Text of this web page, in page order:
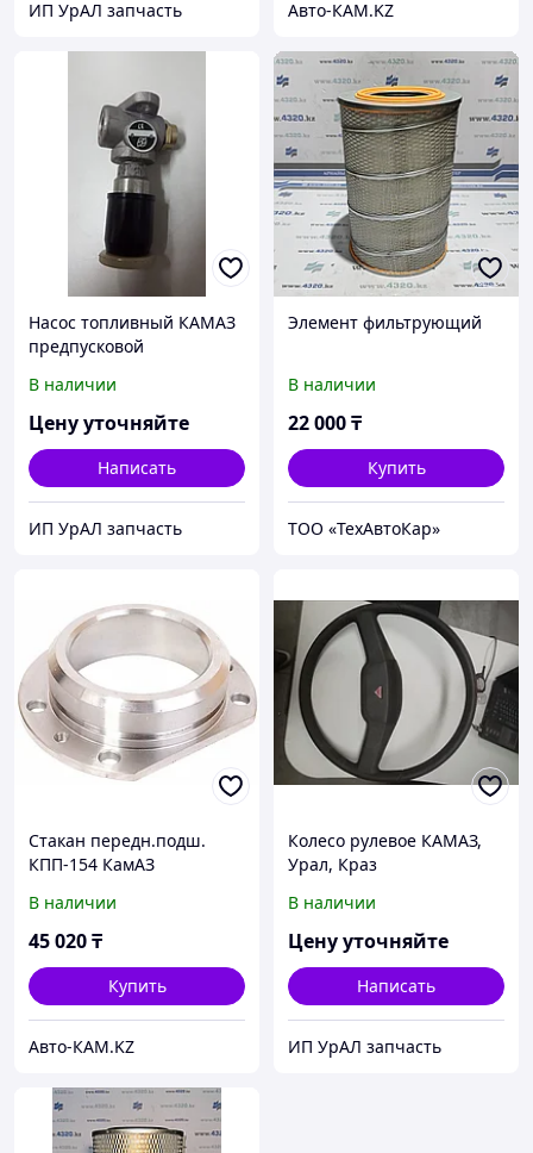
ИП УрАЛ запчасть Авто-КАМ.KZ
Насос топливный КАМАЗ
предпусковой
В наличии
Цену уточняйте
Написать
ИП УрАЛ запчасть
Элемент фильтрующий
В наличии
22 000₸
Купить
ТОО «ТехАвтоКар»
Стакан передн.подш.
КПП-154 КамАЗ
В наличии
45 020₸
Купить
Авто-КАМ.KZ
Колесо рулевое КАМАЗ,
Урал, Краз
В наличии
Цену уточняйте
Написать
ИП УрАЛ запчасть